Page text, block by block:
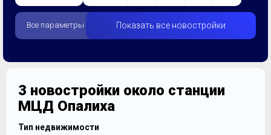
Все параметры Показать все новостройки
3 новостройки около станции
МЦД Опалиха
Тип недвижимости